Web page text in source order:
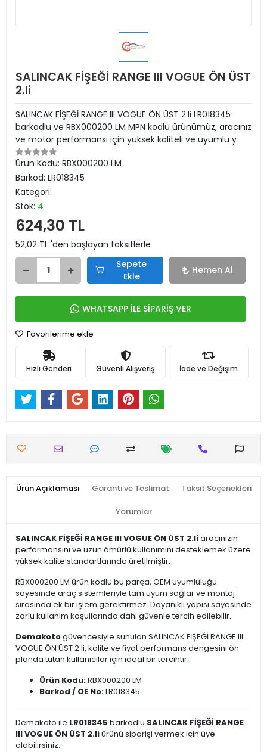
SALINCAK FİŞEĞİ RANGE III VOGUE ÖN ÜST
2.li
SALINCAK FİŞEĞİ RANGE III VOGUE ÖN ÜST 2.li LR018345
barkodlu ve RBX000200 LM MPN kodlu ürünümüz, aracınız
ve motor performansı için yüksek kaliteli ve uyumlu y
Ürün Kodu: RBX000200 LM
Barkod: LR018345
Kategori:
Stok: 4
624,30 TL
52,02 TL 'den başlayan taksitlerle
Sepete
Ekle
Hemen Al
WHATSAPP İLE SİPARİŞ VER
Favorilerime ekle
Hızlı Gönderi Güvenli Alışveriş İade ve Değişim
Ürün Açıklaması Garanti ve Teslimat Taksit Seçenekleri
Yorumlar
SALINCAK FİŞEĞİ RANGE III VOGUE ÖN ÜST 2.liaracınızın
performansını ve uzun ömürlü kullanımını desteklemek üzere
yüksek kalite standartlarında üretilmiştir.
RBX000200 LM ürün kodlu bu parça, OEM uyumluluğu
sayesinde araç sistemleriyle tam uyum sağlar ve montaj
sırasında ek bir işlem gerektirmez. Dayanıklı yapısı sayesinde
zorlu kullanım koşullarında dahi güvenle tercih edilebilir.
Demakotogüvencesiyle sunulan SALINCAK FİŞEĞİ RANGE III
VOGUE ÖN ÜST 2.li, kalite ve fiyat performans dengesini ön
planda tutan kullanıcılar için ideal bir tercihtir.
Ürün Kodu:RBX000200 LM
Barkod / OE No:LR018345
Demakoto ile LR018345 barkodlu SALINCAK FİŞEĞİ RANGE
III VOGUE ÖN ÜST 2.liürünü siparişi vermek için üye
olabilirsiniz.